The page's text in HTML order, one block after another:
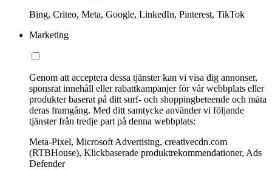
Bing, Criteo, Meta, Google, LinkedIn, Pinterest, TikTok
Marketing
Genom att acceptera dessa tjänster kan vi visa dig annonser,
sponsrat innehåll eller rabattkampanjer för vår webbplats eller
produkter baserat på ditt surf- och shoppingbeteende och mäta
deras framgång. Med ditt samtycke använder vi följande
tjänster från tredje part på denna webbplats:
Meta-Pixel, Microsoft Advertising, creativecdn.com
(RTBHouse), Klickbaserade produktrekommendationer, Ads
Defender